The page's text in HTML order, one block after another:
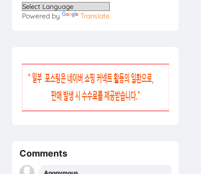
Powered by Translate
Comments